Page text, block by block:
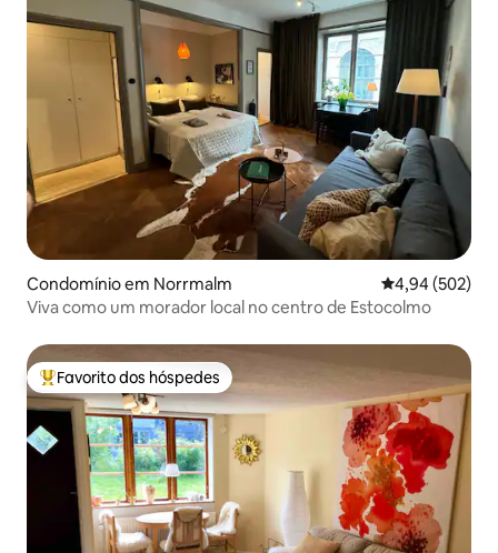
Condomínio em Norrmalm Classificação
4,94 (502)
Viva como um morador local no centro de Estocolmo
Favoritos dos hóspedes mais apreciados
Favorito dos hóspedes